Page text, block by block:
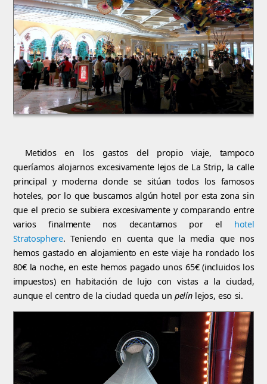
Metidos en los gastos del propio viaje, tampoco
queríamos alojarnos excesivamente lejos de La Strip, la calle
principal y moderna donde se sitúan todos los famosos
hoteles, por lo que buscamos algún hotel por esta zona sin
que el precio se subiera excesivamente y comparando entre
varios finalmente nos decantamos por el hotel
Stratosphere. Teniendo en cuenta que la media que nos
hemos gastado en alojamiento en este viaje ha rondado los
80€ la noche, en este hemos pagado unos 65€ (incluidos los
impuestos) en habitación de lujo con vistas a la ciudad,
aunque el centro de la ciudad queda unpelínlejos, eso si.